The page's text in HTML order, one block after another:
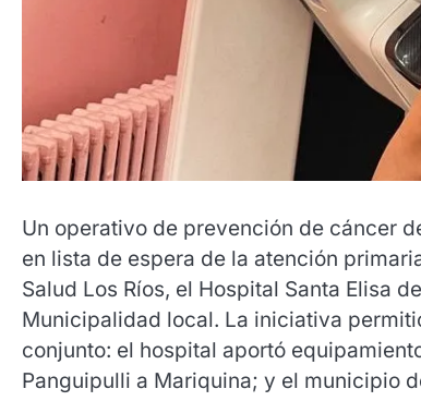
Un operativo de prevención de cáncer
en lista de espera de la atención
Salud Los Ríos, el Hospital Santa Elisa
Municipalidad local. La iniciativa
conjunto: el hospital aportó
Panguipulli a Mariquina; y el municipio